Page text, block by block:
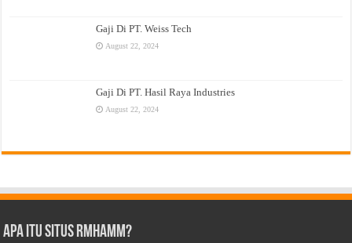
Gaji Di PT. Weiss Tech
August 22, 2024
Gaji Di PT. Hasil Raya Industries
August 22, 2024
Apa Itu Situs Rmhamm?